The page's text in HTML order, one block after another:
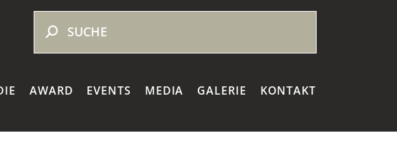
AWARD EVENTS MEDIA GALERIE KONTAKT